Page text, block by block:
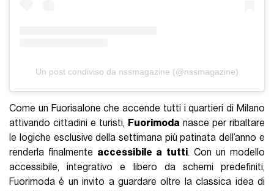
Un post condiviso da nssmagazine (@nssmagazine)
Come un Fuorisalone che accende tutti i quartieri di Milano
attivando cittadini e turisti, Fuorimoda nasce per ribaltare
le logiche esclusive della settimana più patinata dell’anno e
renderla finalmente accessibile a tutti. Con un modello
accessibile, integrativo e libero da schemi predefiniti,
Fuorimoda è un invito a guardare oltre la classica idea di